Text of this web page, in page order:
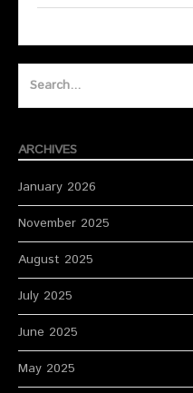
Search
ARCHIVES
January 2026
November 2025
August 2025
July 2025
June 2025
May 2025